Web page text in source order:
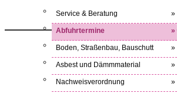
Service & Beratung »
Abfuhrtermine »
Boden, Straßenbau, Bauschutt »
Asbest und Dämmmaterial »
Nachweisverordnung »